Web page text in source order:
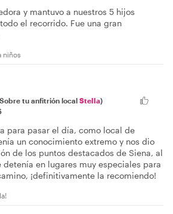
y mantuvo a nuestros 5 hijos
el recorrido. Fue una gran
niños
tu anfitrión local Stella)
para pasar el día, como local de
un conocimiento extremo y nos dio
de los puntos destacados de Siena, al
en lugares muy especiales para
¡definitivamente la recomiendo!